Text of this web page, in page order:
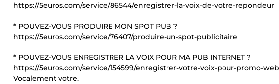
https://5euros.com/service/86544/enregistrer-la-voix-de-votre-repondeur
* POUVEZ-VOUS PRODUIRE MON SPOT PUB ?
https://5euros.com/service/76407/produire-un-spot-publicitaire
* POUVEZ-VOUS ENREGISTRER LA VOIX POUR MA PUB INTERNET ?
https://5euros.com/service/154599/enregistrer-votre-voix-pour-promo-web
Vocalement votre.